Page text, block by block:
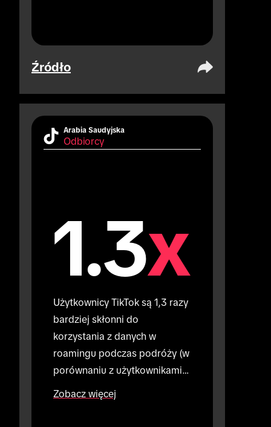
Źródło
Arabia Saudyjska
Odbiorcy
1.3x
Użytkownicy TikTok są 1,3 razy
bardziej skłonni do
korzystania z danych w
roamingu podczas podróży (w
porównaniu z użytkownikami,
Zobacz więcej